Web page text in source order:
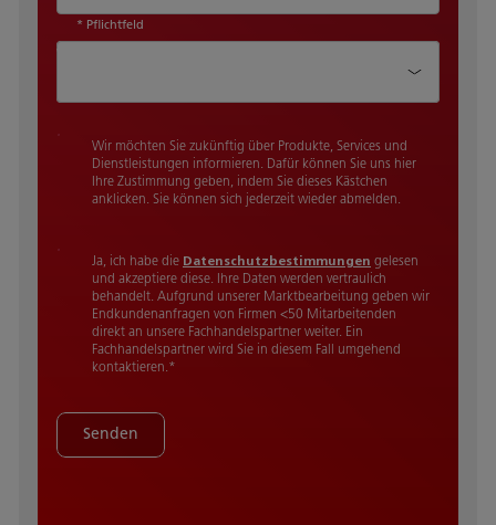
* Pflichtfeld
Wir möchten Sie zukünftig über Produkte, Services und
Dienstleistungen informieren. Dafür können Sie uns hier
Ihre Zustimmung geben, indem Sie dieses Kästchen
anklicken. Sie können sich jederzeit wieder abmelden.
Ja, ich habe die Datenschutzbestimmungen gelesen
und akzeptiere diese.
Ihre Daten werden vertraulich
behandelt. Aufgrund unserer Marktbearbeitung geben wir
Endkundenanfragen von Firmen <50 Mitarbeitenden
direkt an unsere Fachhandelspartner weiter. Ein
Fachhandelspartner wird Sie in diesem Fall umgehend
kontaktieren. *
Senden